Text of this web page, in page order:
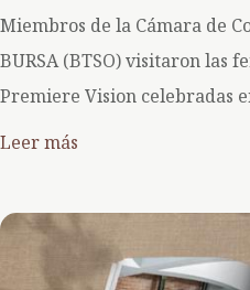
Miembros de la Cámara de
BURSA (BTSO) visitaron las
Premiere Vision celebradas
Leer más